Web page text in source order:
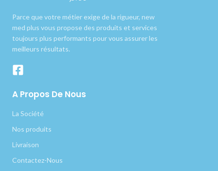
Parce que votre métier exige de la rigueur, new
med plus vous propose des produits et services
toujours plus performants pour vous assurer les
meilleurs résultats.
A Propos De Nous
La Société
Nos produits
Livraison
Contactez-Nous